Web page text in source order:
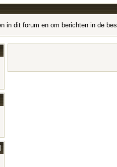
in dit forum en om berichten in de